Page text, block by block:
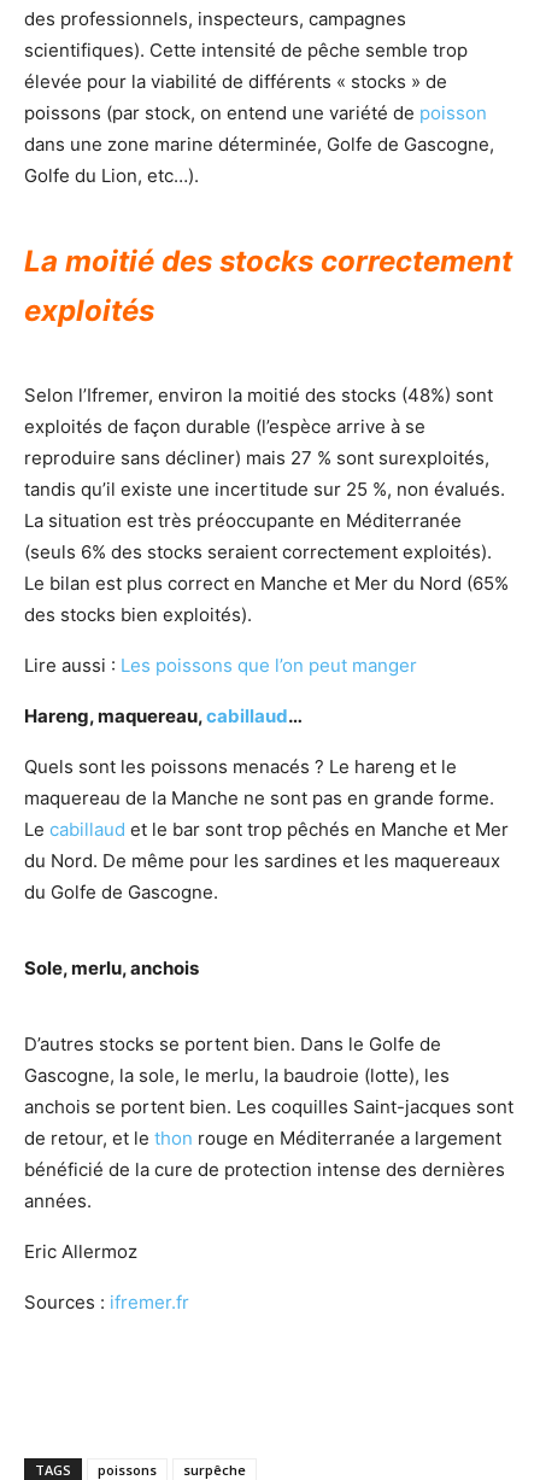
des professionnels, inspecteurs, campagnes
scientifiques). Cette intensité de pêche semble trop
élevée pour la viabilité de différents « stocks » de
poissons (par stock, on entend une variété de poisson
dans une zone marine déterminée, Golfe de Gascogne,
Golfe du Lion, etc…).
La moitié des stocks correctement
exploités
Selon l’Ifremer, environ la moitié des stocks (48%) sont
exploités de façon durable (l’espèce arrive à se
reproduire sans décliner) mais 27 % sont surexploités,
tandis qu’il existe une incertitude sur 25 %, non évalués.
La situation est très préoccupante en Méditerranée
(seuls 6% des stocks seraient correctement exploités).
Le bilan est plus correct en Manche et Mer du Nord (65%
des stocks bien exploités).
Lire aussi : Les poissons que l’on peut manger
Hareng, maquereau,cabillaud…
Quels sont les poissons menacés ? Le hareng et le
maquereau de la Manche ne sont pas en grande forme.
Le cabillaud et le bar sont trop pêchés en Manche et Mer
du Nord. De même pour les sardines et les maquereaux
du Golfe de Gascogne.
Sole, merlu, anchois
D’autres stocks se portent bien. Dans le Golfe de
Gascogne, la sole, le merlu, la baudroie (lotte), les
anchois se portent bien. Les coquilles Saint-jacques sont
de retour, et le thon rouge en Méditerranée a largement
bénéficié de la cure de protection intense des dernières
années.
Eric Allermoz
Sources : ifremer.fr
TAGS poissons surpêche